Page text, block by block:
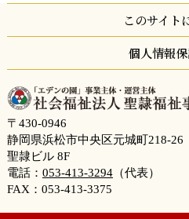
このサイト
個人情報
〒430-0946
静岡県浜松市中央区元城町218-26
聖隷ビル 8F
電話： 053-413-3294（代表）
FAX：053-413-3375